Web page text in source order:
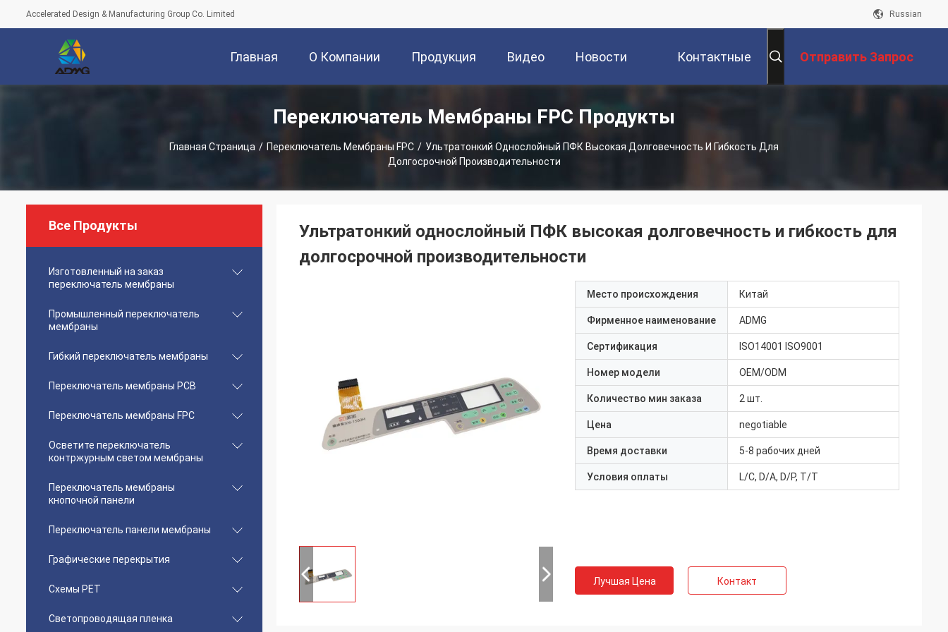
Accelerated Design & Manufacturing Group Co. Limited Russian
Главная
Страница
О Компании Продукция Видео Новости Контактные Отправить Запрос
Переключатель Мембраны FPC Продукты
Главная Страница / Переключатель Мембраны FPC / Ультратонкий Однослойный ПФК Высокая Долговечность И Гибкость Для
Долгосрочной Производительности
Все Продукты
Изготовленный на заказ
переключатель мембраны
Промышленный переключатель
мембраны
Гибкий переключатель мембраны
Переключатель мембраны PCB
Переключатель мембраны FPC
Осветите переключатель
контржурным светом мембраны
Переключатель мембраны
кнопочной панели
Переключатель панели мембраны
Графические перекрытия
Схемы PET
Светопроводящая пленка
Ультратонкий однослойный ПФК высокая долговечность и гибкость для
долгосрочной производительности
Место происхождения Китай
Фирменное наименование ADMG
Сертификация ISO14001 ISO9001
Номер модели OEM/ODM
Количество мин заказа 2 шт.
Цена negotiable
Время доставки 5-8 рабочих дней
Условия оплаты L/C, D/A, D/P, T/T
Лучшая Цена Контакт